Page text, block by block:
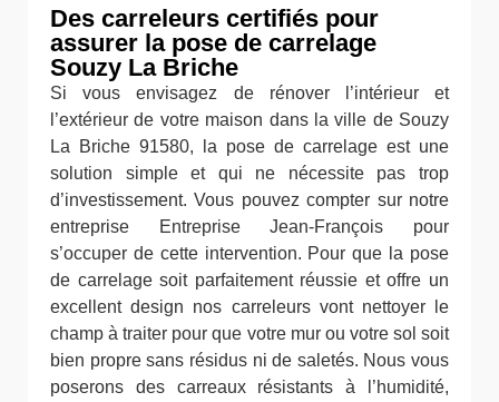
Des carreleurs certifiés pour
assurer la pose de carrelage
Souzy La Briche
Si vous envisagez de rénover l’intérieur et
l’extérieur de votre maison dans la ville de Souzy
La Briche 91580, la pose de carrelage est une
solution simple et qui ne nécessite pas trop
d’investissement. Vous pouvez compter sur notre
entreprise Entreprise Jean-François pour
s’occuper de cette intervention. Pour que la pose
de carrelage soit parfaitement réussie et offre un
excellent design nos carreleurs vont nettoyer le
champ à traiter pour que votre mur ou votre sol soit
bien propre sans résidus ni de saletés. Nous vous
poserons des carreaux résistants à l’humidité,